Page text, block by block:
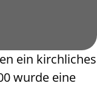
ein kirchliches
wurde eine